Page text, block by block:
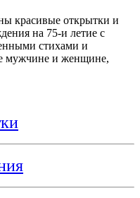
красивые открытки и
на 75-и летие с
стихами и
мужчине и женщине,